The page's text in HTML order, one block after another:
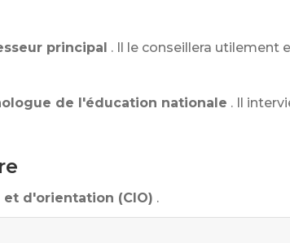
principal . Il le conseillera utilement
de l'éducation nationale . Il
d'orientation (CIO) .